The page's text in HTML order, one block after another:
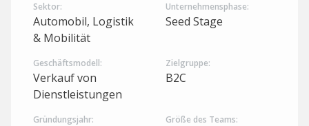
Sektor:
Automobil, Logistik
& Mobilität
Unternehmensphase:
Seed Stage
Geschäftsmodell:
Verkauf von
Dienstleistungen
Zielgruppe:
B2C
Gründungsjahr: Größe des Teams: